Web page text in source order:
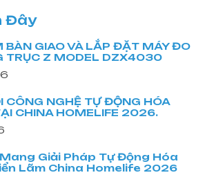
Đây
BÀN GIAO VÀ LẮP ĐẶT MÁY ĐO
TRỤC Z MODEL DZX4030
CÔNG NGHỆ TỰ ĐỘNG HÓA
CHINA HOMELIFE 2026.
Giải Pháp Tự Động Hóa
Lãm China Homelife 2026